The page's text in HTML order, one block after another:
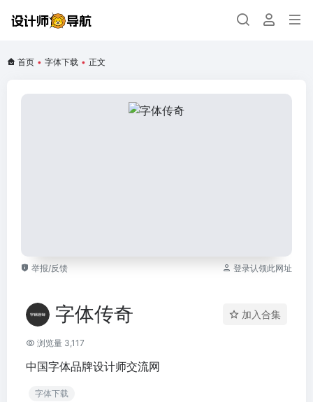
首页 • 字体下载 • 正文
举报/反馈 登录认领此网址
字体传奇 加入合集
浏览量 3,117
中国字体品牌设计师交流网
字体下载